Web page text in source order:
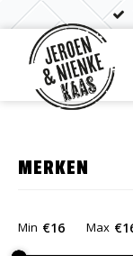
MERKEN
Min € Max €